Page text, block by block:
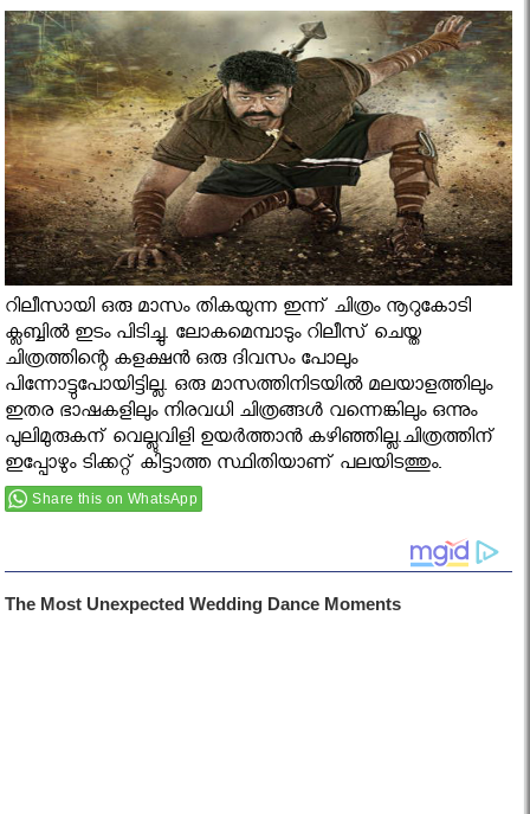
റിലീസായി ഒരു മാസം തികയുന്ന ഇന്ന് ചിത്രം നൂറുകോടി
ക്ലബ്ബില്‍ ഇടം പിടിച്ചു. ലോകമെമ്പാടും റിലീസ് ചെയ്ത
ചിത്രത്തിന്റെ കളക്ഷന്‍ ഒരു ദിവസം പോലും
പിന്നോട്ടുപോയിട്ടില്ല. ഒരു മാസത്തിനിടയില്‍ മലയാളത്തിലും
ഇതര ഭാഷകളിലും നിരവധി ചിത്രങ്ങള്‍ വന്നെങ്കിലും ഒന്നും
പുലിമുരുകന് വെല്ലുവിളി ഉയര്‍ത്താന്‍ കഴിഞ്ഞില്ല.ചിത്രത്തിന്
ഇപ്പോഴും ടിക്കറ്റ് കിട്ടാത്ത സ്ഥിതിയാണ് പലയിടത്തും.
Share this on WhatsApp